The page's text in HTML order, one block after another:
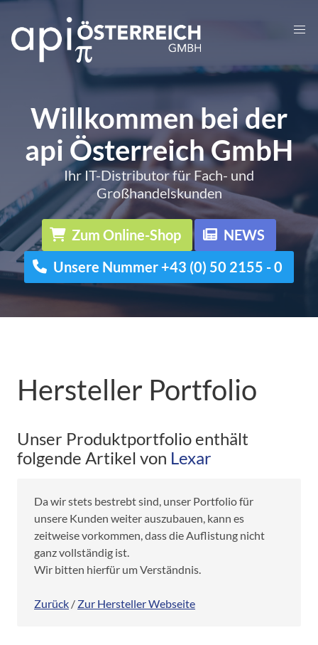
Willkommen bei der
api Österreich GmbH
Ihr IT-Distributor für Fach- und
Großhandelskunden
Zum Online-Shop
NEWS
Unsere Nummer +43 (0) 50 2155 - 0
Hersteller Portfolio
Unser Produktportfolio enthält
folgende Artikel von Lexar
Da wir stets bestrebt sind, unser Portfolio für
unsere Kunden weiter auszubauen, kann es
zeitweise vorkommen, dass die Auflistung nicht
ganz vollständig ist.
Wir bitten hierfür um Verständnis.
Zurück / Zur Hersteller Webseite